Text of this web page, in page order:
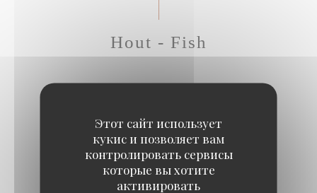
Этот сайт использует
кукис и позволяет вам
контролировать сервисы
которые вы хотите
активировать
Hout - Fish
Sweet potato, mango curry sauce, crispy corn
20,50 EUR
SEA BASS CEVICHE WITH RASPBERRY